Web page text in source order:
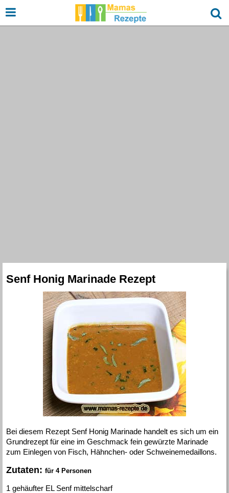
Senf Honig Marinade Rezept
Bei diesem Rezept Senf Honig Marinade handelt es sich um ein
Grundrezept für eine im Geschmack fein gewürzte Marinade
zum Einlegen von Fisch, Hähnchen- oder Schweinemedaillons.
Zutaten: für 4 Personen
1 gehäufter EL Senf mittelscharf